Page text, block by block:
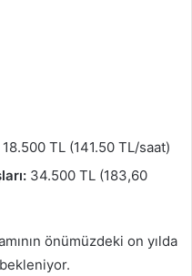
18.500 TL (141.50 TL/saat)
34.500 TL (183,60
önümüzdeki on yılda